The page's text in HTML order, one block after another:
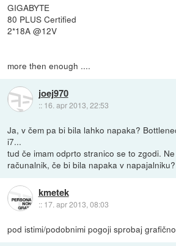
GIGABYTE
80 PLUS Certified
2*18A @12V
more then enough ....
joej970
:: 16. apr 2013, 22:53
Ja, v čem pa bi bila lahko napaka?
i7...
tud če imam odprto stranico se to zgodi.
računalnik, če bi bila napaka v napajalniku?
kmetek
:: 17. apr 2013, 08:03
pod istimi/podobnimi pogoji sprobaj